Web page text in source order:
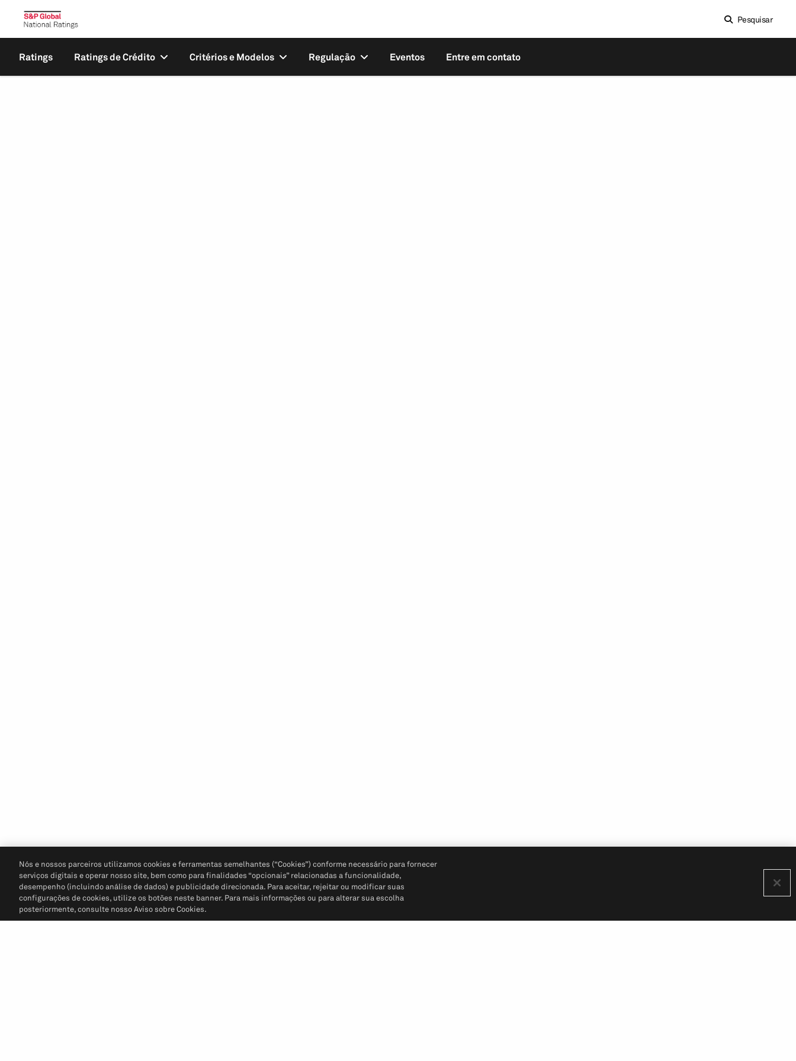
Pesquisar
Ratings Ratings de Crédito Critérios e Modelos Regulação Eventos Entre em contato
Nós e nossos parceiros utilizamos cookies e ferramentas semelhantes (“Cookies”) conforme necessário para fornecer
serviços digitais e operar nosso site, bem como para finalidades “opcionais” relacionadas a funcionalidade,
desempenho (incluindo análise de dados) e publicidade direcionada. Para aceitar, rejeitar ou modificar suas
configurações de cookies, utilize os botões neste banner. Para mais informações ou para alterar sua escolha
posteriormente, consulte nosso Aviso sobre Cookies.